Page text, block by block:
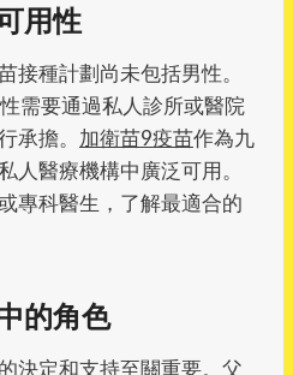
用性
接種計劃尚未包括男性。
需要通過私人診所或醫院
承擔。 加衛苗9疫苗作為九
人醫療機構中廣泛可用。
專科醫生，了解最適合的
的角色
決定和支持至關重要。父